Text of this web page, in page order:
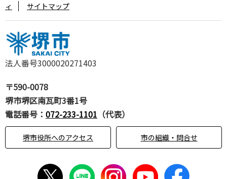
法人番号3000020271403
〒590-0078
堺市堺区南瓦町3番1号
電話番号： 072-233-1101 （代表）
堺市役所へのアクセス 市の組織・問合せ
ィ
サイトマップ